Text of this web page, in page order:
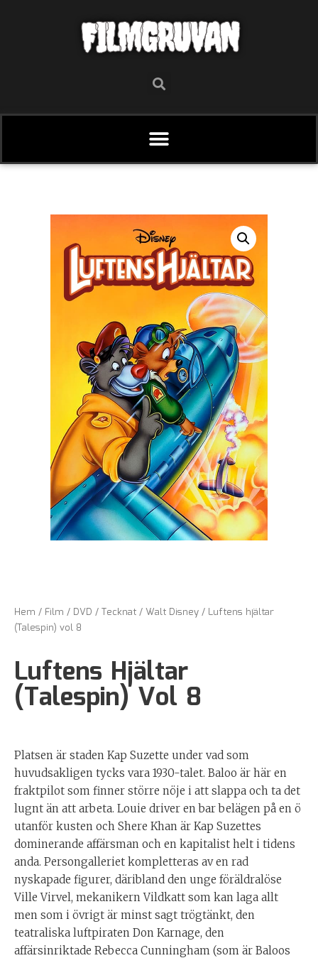
FILMGRUVAN
Hem / Film / DVD /Tecknat/Walt Disney/ Luftens hjältar
(Talespin) vol 8
Luftens Hjältar
(Talespin) Vol 8
Platsen är staden Kap Suzette under vad som
huvudsakligen tycks vara 1930-talet. Baloo är här en
fraktpilot som finner större nöje i att slappa och ta det
lugnt än att arbeta. Louie driver en bar belägen på en ö
utanför kusten och Shere Khan är Kap Suzettes
dominerande affärsman och en kapitalist helt i tidens
anda. Persongalleriet kompletteras av en rad
nyskapade figurer, däribland den unge föräldralöse
Ville Virvel, mekanikern Vildkatt som kan laga allt
men som i övrigt är minst sagt trögtänkt, den
teatraliska luftpiraten Don Karnage, den
affärsinriktade Rebecca Cunningham (som är Baloos